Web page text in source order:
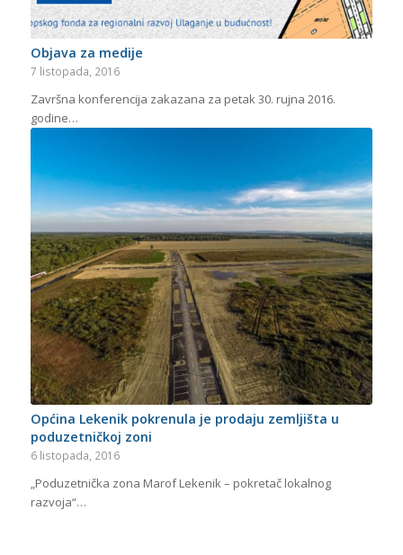
Objava za medije
7 listopada, 2016
Završna konferencija zakazana za petak 30. rujna 2016.
godine…
Općina Lekenik pokrenula je prodaju zemljišta u
poduzetničkoj zoni
6 listopada, 2016
„Poduzetnička zona Marof Lekenik – pokretač lokalnog
razvoja“…